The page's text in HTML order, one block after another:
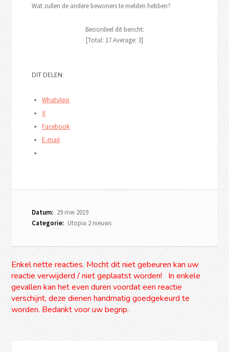
Wat zullen de andere bewoners te melden hebben?
Beoordeel dit bericht:
[Total: 17Average: 3]
DIT DELEN:
WhatsApp
X
Facebook
E-mail
Datum: 29 mei 2019
Categorie: Utopia 2 nieuws
Enkel nette reacties. Mocht dit niet gebeuren kan uw
reactie verwijderd / niet geplaatst worden! In enkele
gevallen kan het even duren voordat een reactie
verschijnt, deze dienen handmatig goedgekeurd te
worden. Bedankt voor uw begrip.